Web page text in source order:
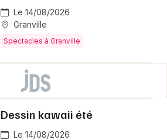
Le 14/08/2026
Granville
Spectacles à Granville
Dessin kawaii été
Le 14/08/2026